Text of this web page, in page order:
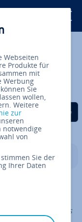
teilen
teilen
Auf LinkedIn
dazu
zu entfernen.
und nach der
Befehl
show dbs
Webseiten
Produkte für
mit
Werbung
können Sie
wollen,
Weitere
zur
notwendige
von
Sie der
Ihrer Daten